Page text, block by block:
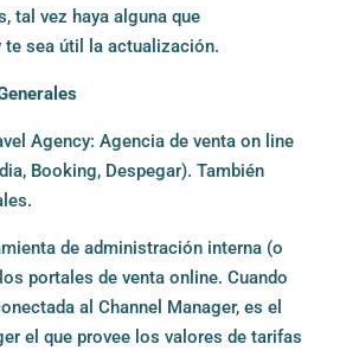
tal vez haya alguna que
te sea útil la actualización.
Agency: Agencia de venta on line
Booking, Despegar). También
de administración interna (o
portales de venta online. Cuando
al Channel Manager, es el
el que provee los valores de tarifas